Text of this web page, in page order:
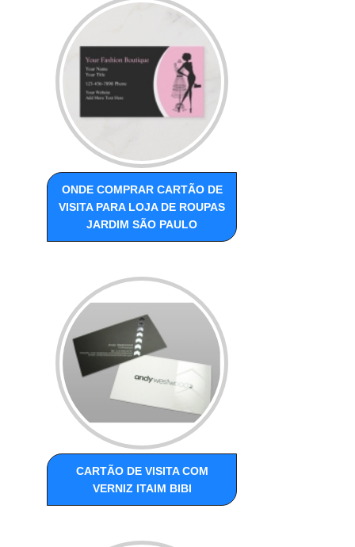
ONDE COMPRAR CARTÃO DE
VISITA PARA LOJA DE ROUPAS
JARDIM SÃO PAULO
CARTÃO DE VISITA COM
VERNIZ ITAIM BIBI